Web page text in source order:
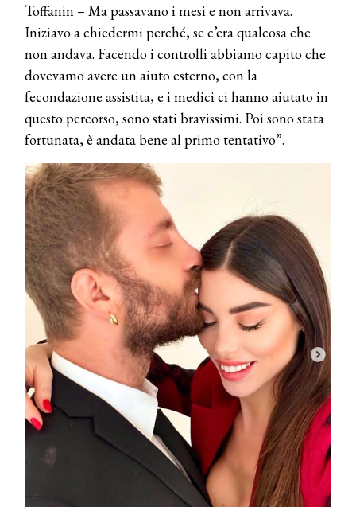
Toffanin – Ma passavano i mesi e non arrivava.
Iniziavo a chiedermi perché, se c’era qualcosa che
non andava. Facendo i controlli abbiamo capito che
dovevamo avere un aiuto esterno, con la
fecondazione assistita, e i medici ci hanno aiutato in
questo percorso, sono stati bravissimi. Poi sono stata
fortunata, è andata bene al primo tentativo”.